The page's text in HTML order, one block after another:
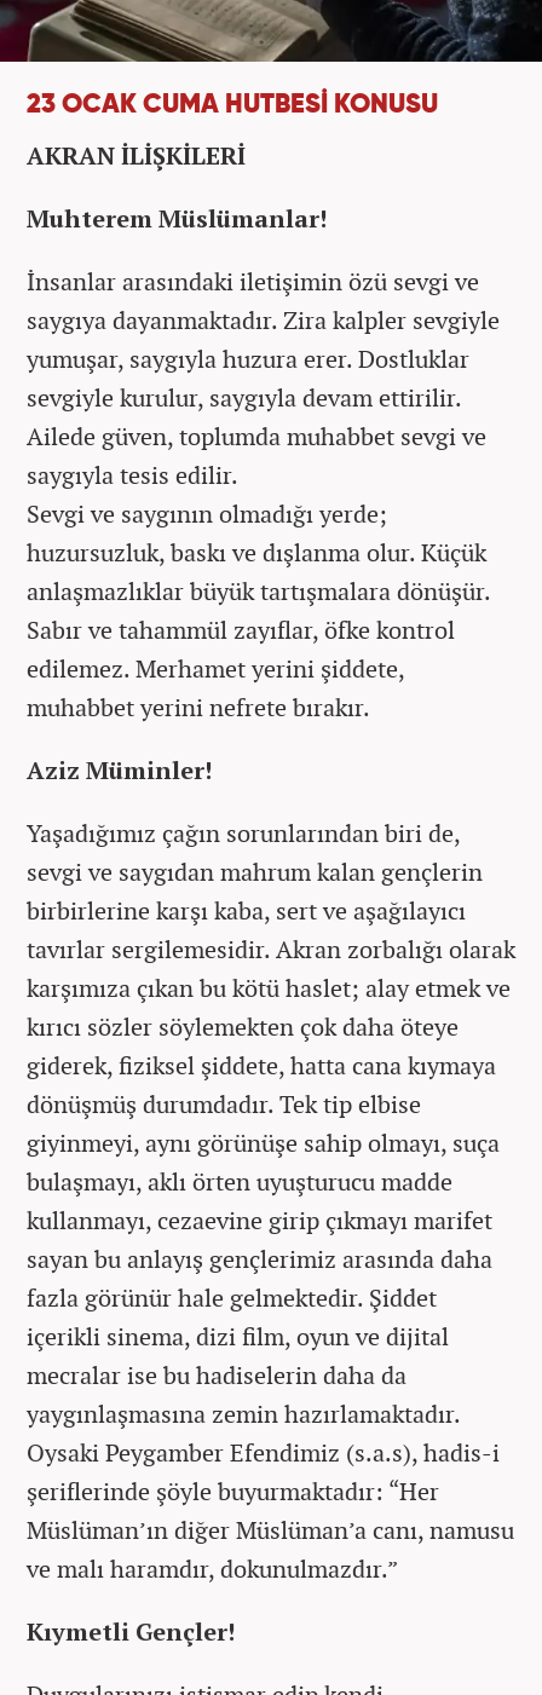
23 OCAK CUMA HUTBESİ KONUSU
AKRAN İLİŞKİLERİ
Muhterem Müslümanlar!
İnsanlar arasındaki iletişimin özü sevgi ve
saygıya dayanmaktadır. Zira kalpler sevgiyle
yumuşar, saygıyla huzura erer. Dostluklar
sevgiyle kurulur, saygıyla devam ettirilir.
Ailede güven, toplumda muhabbet sevgi ve
saygıyla tesis edilir.
Sevgi ve saygının olmadığı yerde;
huzursuzluk, baskı ve dışlanma olur. Küçük
anlaşmazlıklar büyük tartışmalara dönüşür.
Sabır ve tahammül zayıflar, öfke kontrol
edilemez. Merhamet yerini şiddete,
muhabbet yerini nefrete bırakır.
Aziz Müminler!
Yaşadığımız çağın sorunlarından biri de,
sevgi ve saygıdan mahrum kalan gençlerin
birbirlerine karşı kaba, sert ve aşağılayıcı
tavırlar sergilemesidir. Akran zorbalığı olarak
karşımıza çıkan bu kötü haslet; alay etmek ve
kırıcı sözler söylemekten çok daha öteye
giderek, fiziksel şiddete, hatta cana kıymaya
dönüşmüş durumdadır. Tek tip elbise
giyinmeyi, aynı görünüşe sahip olmayı, suça
bulaşmayı, aklı örten uyuşturucu madde
kullanmayı, cezaevine girip çıkmayı marifet
sayan bu anlayış gençlerimiz arasında daha
fazla görünür hale gelmektedir. Şiddet
içerikli sinema, dizi film, oyun ve dijital
mecralar ise bu hadiselerin daha da
yaygınlaşmasına zemin hazırlamaktadır.
Oysaki Peygamber Efendimiz (s.a.s), hadis-i
şeriflerinde şöyle buyurmaktadır: “Her
Müslüman’ın diğer Müslüman’a canı, namusu
ve malı haramdır, dokunulmazdır.”
Kıymetli Gençler!